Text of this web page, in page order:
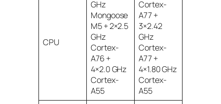
CPU
GHz
Mongoose
M5 + 2×2.5
GHz
Cortex-
A76 +
4×2.0 GHz
Cortex-
A55
Cortex-
A77 +
3×2.42
GHz
Cortex-
A77 +
4×1.80 GHz
Cortex-
A55